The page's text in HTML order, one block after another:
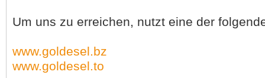
Um uns zu erreichen, nutzt eine der
www.goldesel.bz
www.goldesel.to